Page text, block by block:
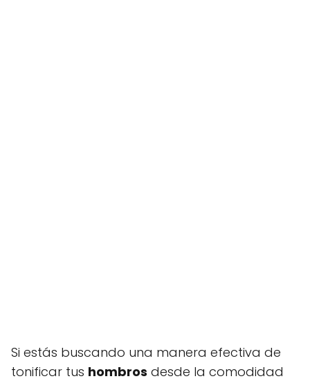
Si estás buscando una manera efectiva de
tonificar tus hombros desde la comodidad